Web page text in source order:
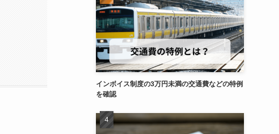
インボイス制度の3万円未満の交通費などの特例
を確認